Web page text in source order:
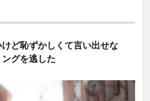
ど恥ずかしくて言い出せな
グを逃した